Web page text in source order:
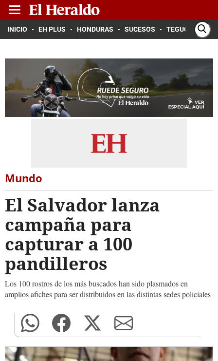
INICIO EH PLUS HONDURAS SUCESOS TEGUCIGALPA
Mundo
El Salvador lanza
campaña para
capturar a 100
pandilleros
Los 100 rostros de los más buscados han sido plasmados en
amplios afiches para ser distribuidos en las distintas sedes policiales